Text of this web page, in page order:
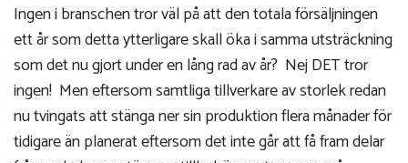
Ingen i branschen tror väl på att den totala försäljningen
ett år som detta ytterligare skall öka i samma utsträckning
som det nu gjort under en lång rad av år? Nej DET tror
ingen! Men eftersom samtliga tillverkare av storlek redan
nu tvingats att stänga ner sin produktion flera månader för
tidigare än planerat eftersom det inte går att få fram delar